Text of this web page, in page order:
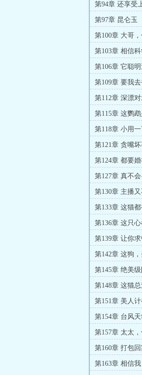
第94章 还享受
第97章 昆仑玉
第100章 大哥
第103章 相信
第106章 它聪
第109章 要我
第112章 深漂
第115章 这鹦
第118章 小用
第121章 贪嘴
第124章 都要
第127章 真不会
第130章 主播
第133章 这猫
第136章 这只
第139章 让你
第142章 这狗
第145章 绝美
第148章 这猫
第151章 美人
第154章 台风
第157章 太太
第160章 打包回
第163章 相信